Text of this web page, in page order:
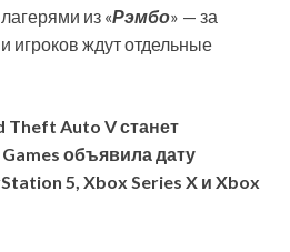
из «Рэмбо» — за
игроков ждут отдельные
Theft Auto V станет
объявила дату
5, Xbox Series X и Xbox